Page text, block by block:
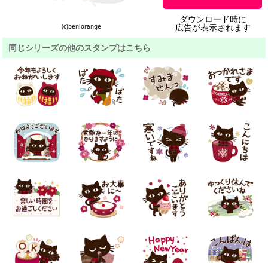
(c)beniorange
ダウンロード時に
広告が表示されます
同じシリーズの他のスタンプはこちら